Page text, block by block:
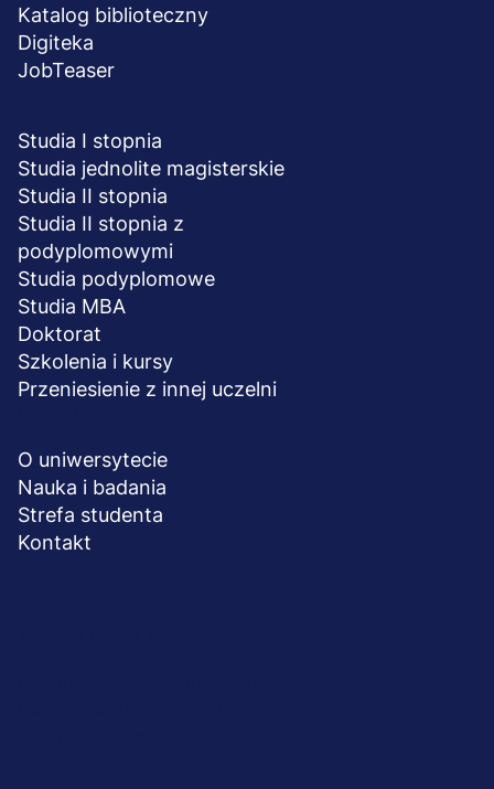
Katalog biblioteczny
Digiteka
JobTeaser
Studia I stopnia
Studia jednolite magisterskie
Studia II stopnia
Studia II stopnia z
podyplomowymi
Studia podyplomowe
Studia MBA
Doktorat
Szkolenia i kursy
Przeniesienie z innej uczelni
O uniwersytecie
Nauka i badania
Strefa studenta
Kontakt